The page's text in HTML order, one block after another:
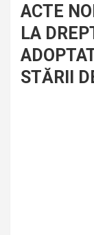
ACTE
LA
STĂRII